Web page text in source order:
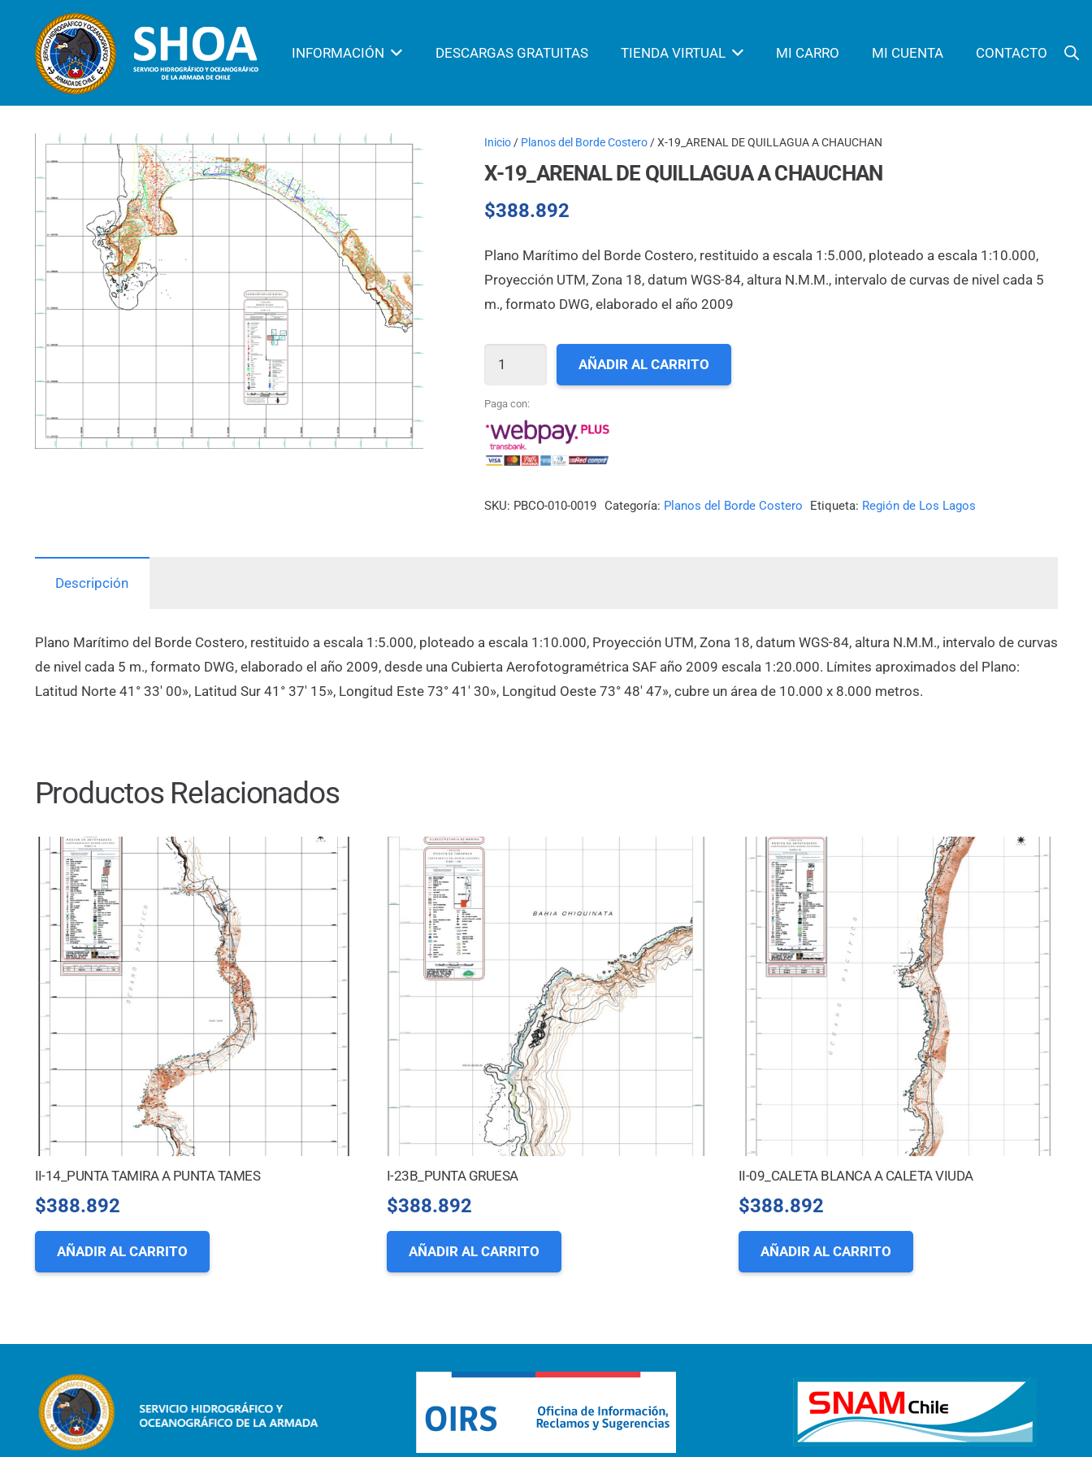
INFORMACIÓN DESCARGAS GRATUITAS TIENDA VIRTUAL MI CARRO MI CUENTA CONTACTO
Inicio / Planos del Borde Costero / X-19_ARENAL DE QUILLAGUA A CHAUCHAN
X-19_ARENAL DE QUILLAGUA A CHAUCHAN
$388.892
Plano Marítimo del Borde Costero, restituido a escala 1:5.000, ploteado a escala 1:10.000,
Proyección UTM, Zona 18, datum WGS-84, altura N.M.M., intervalo de curvas de nivel cada 5
m., formato DWG, elaborado el año 2009
19_ARENAL
DE
QUILLAGUA
A
cantidad
AÑADIR AL CARRITO
Paga con:
SKU: PBCO-010-0019 Categoría: Planos del Borde Costero Etiqueta: Región de Los Lagos
Descripción
Plano Marítimo del Borde Costero, restituido a escala 1:5.000, ploteado a escala 1:10.000, Proyección UTM, Zona 18, datum WGS-84, altura N.M.M., intervalo de curvas
de nivel cada 5 m., formato DWG, elaborado el año 2009, desde una Cubierta Aerofotogramétrica SAF año 2009 escala 1:20.000. Límites aproximados del Plano:
Latitud Norte 41° 33′ 00», Latitud Sur 41° 37′ 15», Longitud Este 73° 41′ 30», Longitud Oeste 73° 48′ 47», cubre un área de 10.000 x 8.000 metros.
Productos Relacionados
II-14_PUNTA TAMIRA A PUNTA TAMES
$388.892
AÑADIR AL CARRITO
I-23B_PUNTA GRUESA
$388.892
AÑADIR AL CARRITO
II-09_CALETA BLANCA A CALETA VIUDA
$388.892
AÑADIR AL CARRITO